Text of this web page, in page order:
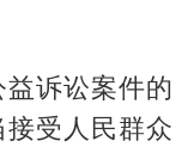
诉讼案件的
接受人民群众